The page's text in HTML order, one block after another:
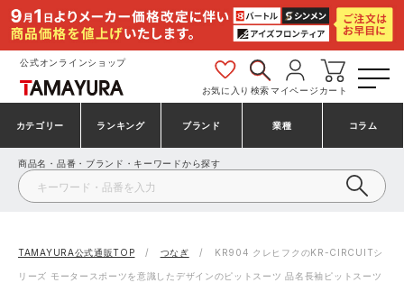
公式オンラインショップ
お気に入り 検索マイページ カート
カテゴリー
安全靴・作業靴
ランキング
安全靴ランキング
安全靴スニーカーランキング
ブランド
アシックス
プーマ コンバース（CONVERSE）
業種
建設・建築作業服
製造・工場作業服
コラム
商品名・品番・ブランド・キーワードから探す
TAMAYURA公式通販TOP つなぎ KR904 クレヒフクのKR-CIRCUITシ
リーズ モータースポーツを意識したデザインのピットスーツ 品名長袖ピットスーツ